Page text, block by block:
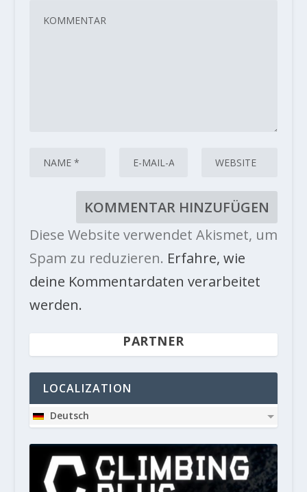
Diese Website verwendet Akismet, um
Spam zu reduzieren. Erfahre, wie
deine Kommentardaten verarbeitet
werden.
PARTNER
LOCALIZATION
Deutsch